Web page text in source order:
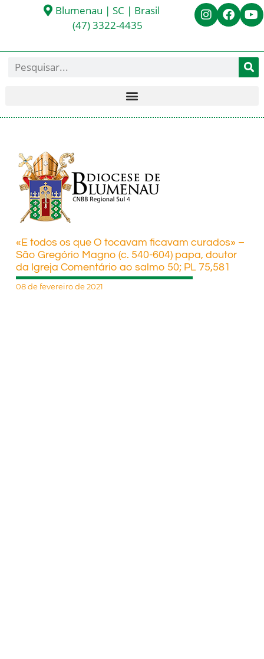
Blumenau | SC | Brasil
(47) 3322-4435
«E todos os que O tocavam ficavam curados» –
São Gregório Magno (c. 540-604) papa, doutor
da Igreja Comentário ao salmo 50; PL 75,581
08 de fevereiro de 2021